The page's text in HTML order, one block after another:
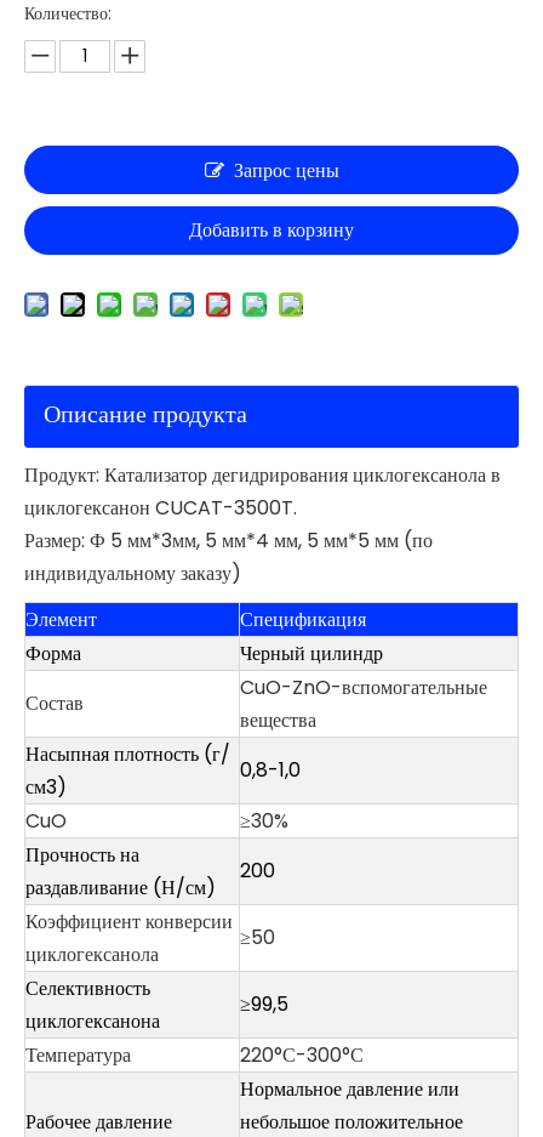
Количество:
Запрос цены
Добавить в корзину
Описание продукта
Продукт: Катализатор дегидрирования циклогексанола в
циклогексанон CUCAT-3500T.
Размер: Ф 5 мм*3мм, 5 мм*4 мм, 5 мм*5 мм (по
индивидуальному заказу)
Элемент
Спецификация
Форма
Черный цилиндр
Состав
CuO-ZnO-вспомогательные
вещества
Насыпная плотность (г/
см3)
0,8-1,0
CuO
≥30%
Прочность на
раздавливание (Н/см)
200
Коэффициент конверсии
циклогексанола
≥50
Селективность
циклогексанона
≥99,5
Температура
220°С-300°С
Рабочее давление
Нормальное давление или
небольшое положительное